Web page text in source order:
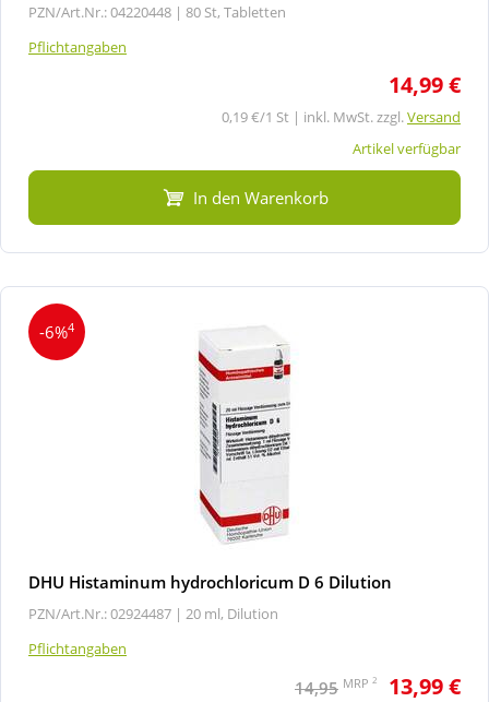
PZN/Art.Nr.: 04220448 | 80 St, Tabletten
Pflichtangaben
14,99 €
0,19 €/1 St | inkl. MwSt. zzgl.Versand
Artikel verfügbar
In den Warenkorb
-6%4
DHU Histaminum hydrochloricum D 6 Dilution
PZN/Art.Nr.: 02924487 | 20 ml, Dilution
Pflichtangaben
14,95 MRP 2 13,99 €